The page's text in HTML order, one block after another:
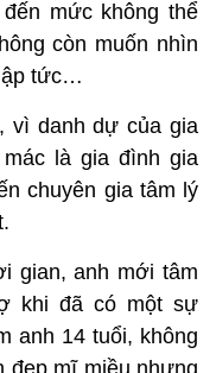
mức không thể
còn muốn nhìn
tức…
vì danh dự của gia
là gia đình gia
chuyên gia tâm lý
gian, anh mới tâm
khi đã có một sự
anh 14 tuổi, không
đẹp mĩ miều nhưng